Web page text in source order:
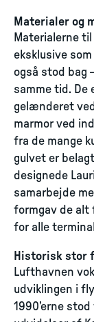
Materialer og
Materialerne
eksklusive
også stod bag
samme tid. De
gelænderet
marmor ved
fra de mange
gulvet er
designede
samarbejde
formgav de alt
for alle
Historisk stor
Lufthavnen
udviklingen i
1990’erne